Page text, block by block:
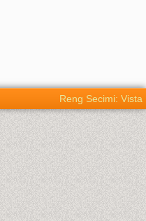
Reng Secimi: Vista